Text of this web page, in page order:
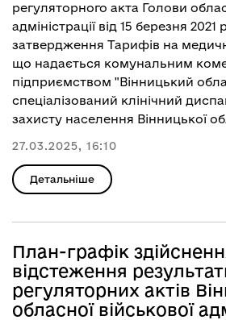
регуляторного акта Голови
адміністрації від 15 березня
затвердження Тарифів на
що надається комунальним
підприємством "Вінницький
спеціалізований клінічний
захисту населення Вінницької
27.03.2025, 16:10
Детальніше
План-графік
відстеження
регуляторних актів
обласної військової